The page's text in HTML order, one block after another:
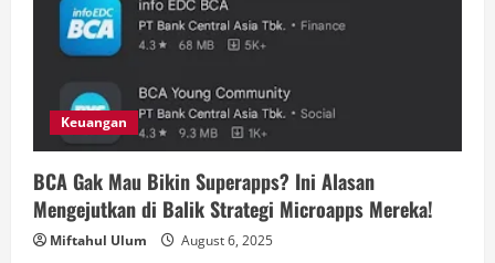
Keuangan
BCA Gak Mau Bikin Superapps? Ini Alasan
Mengejutkan di Balik Strategi Microapps Mereka!
Miftahul Ulum August 6, 2025